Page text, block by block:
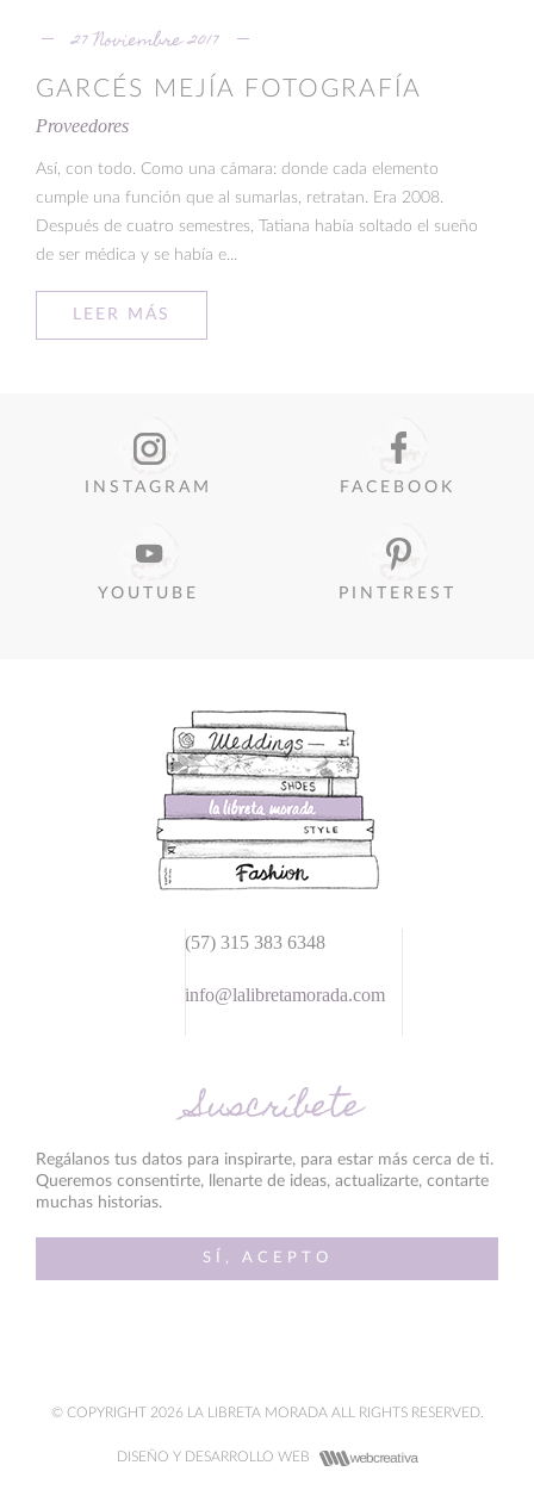
27 Noviembre 2017
GARCÉS MEJÍA FOTOGRAFÍA
Proveedores
Así, con todo. Como una cámara: donde cada elemento
cumple una función que al sumarlas, retratan. Era 2008.
Después de cuatro semestres, Tatiana había soltado el sueño
de ser médica y se había e...
LEER MÁS
INSTAGRAM FACEBOOK
YOUTUBE PINTEREST
(57) 315 383 6348
info@lalibretamorada.com
Suscríbete
Regálanos tus datos para inspirarte, para estar más cerca de ti.
Queremos consentirte, llenarte de ideas, actualizarte, contarte
muchas historias.
SÍ, ACEPTO
© COPYRIGHT 2026 LA LIBRETA MORADA ALL RIGHTS RESERVED.
DISEÑO Y DESARROLLO WEB